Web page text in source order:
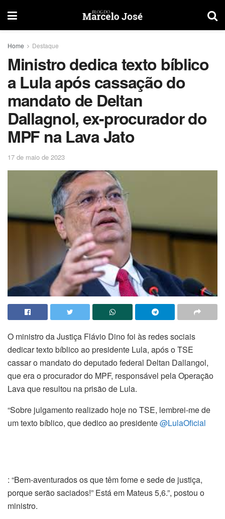
Home Destaque
Ministro dedica texto bíblico
a Lula após cassação do
mandato de Deltan
Dallagnol, ex-procurador do
MPF na Lava Jato
17 de maio de 2023
O ministro da Justiça Flávio Dino foi às redes sociais
dedicar texto bíblico ao presidente Lula, após o TSE
cassar o mandato do deputado federal Deltan Dallangol,
que era o procurador do MPF, responsável pela Operação
Lava que resultou na prisão de Lula.
“Sobre julgamento realizado hoje no TSE, lembrei-me de
um texto bíblico, que dedico ao presidente@LulaOficial
: “Bem-aventurados os que têm fome e sede de justiça,
porque serão saciados!” Está em Mateus 5,6.”, postou o
ministro.